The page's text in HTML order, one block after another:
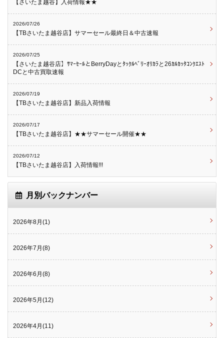
【さいたま越谷】入荷情報★★
2026/07/26
【TBさいたま越谷店】サマーセール最終日＆中古速報
2026/07/25
【さいたま越谷店】ｻﾏｰｾｰﾙとBerryDayとﾀｯｸﾙﾍﾞﾘｰｵﾘｶﾗと26ｶﾙｶｯﾀｺﾝｸｴｽﾄ
DCと中古買取速報
2026/07/19
【TBさいたま越谷店】新品入荷情報
2026/07/17
【TBさいたま越谷店】★★サマーセール開催★★
2026/07/12
【TBさいたま越谷店】入荷情報!!!
月別バックナンバー
2026年8月(1)
2026年7月(8)
2026年6月(8)
2026年5月(12)
2026年4月(11)